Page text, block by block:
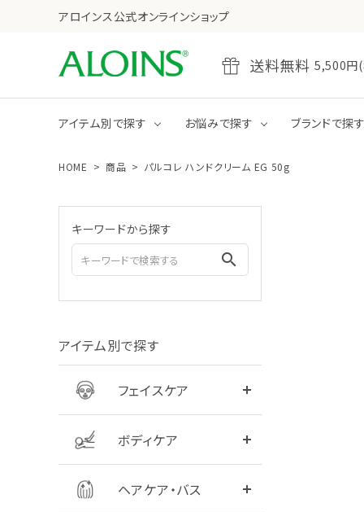
アロインス公式オンラインショップ
送料無料 5,500円(
アイテム別で探す
全商品をみる
クレンジング
ジェル
全商品をみる シャンプー
全商品をみる ハンドクリーム
お悩みで探す ブランドで探
HOME 商品 パルコレ ハンドクリーム EG 50g
キーワードから探す
search
アイテム別で探す
フェイスケア
ボディケア
ヘアケア・バス